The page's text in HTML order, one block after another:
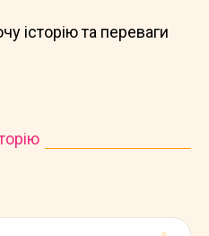
історію та переваги